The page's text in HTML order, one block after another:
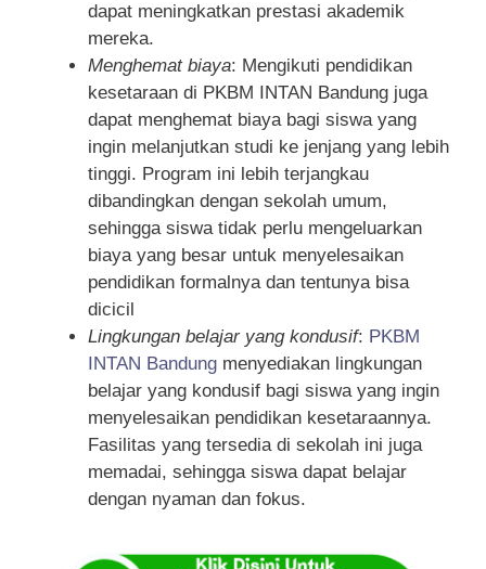
dapat meningkatkan prestasi akademik
mereka.
Menghemat biaya: Mengikuti pendidikan
kesetaraan di PKBM INTAN Bandung juga
dapat menghemat biaya bagi siswa yang
ingin melanjutkan studi ke jenjang yang lebih
tinggi. Program ini lebih terjangkau
dibandingkan dengan sekolah umum,
sehingga siswa tidak perlu mengeluarkan
biaya yang besar untuk menyelesaikan
pendidikan formalnya dan tentunya bisa
dicicil
Lingkungan belajar yang kondusif: PKBM
INTAN Bandung menyediakan lingkungan
belajar yang kondusif bagi siswa yang ingin
menyelesaikan pendidikan kesetaraannya.
Fasilitas yang tersedia di sekolah ini juga
memadai, sehingga siswa dapat belajar
dengan nyaman dan fokus.